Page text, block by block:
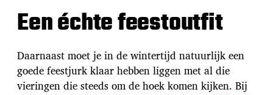
Een échte feestoutfit
Daarnaast moet je in de wintertijd natuurlijk een
goede feestjurk klaar hebben liggen met al die
vieringen die steeds om de hoek komen kijken. Bij